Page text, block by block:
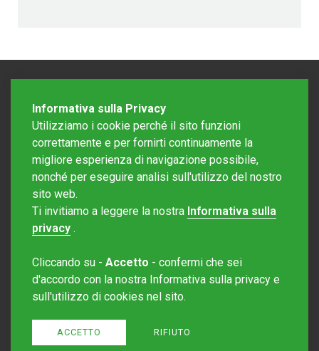
Editore Rotostampa SA
Sito creato daRedesign
Informativa sulla Privacy
Utilizziamo i cookie perché il sito funzioni
correttamente e per fornirti continuamente la
migliore esperienza di navigazione possibile,
nonché per eseguire analisi sull'utilizzo del nostro
sito web.
Ti invitiamo a leggere la nostra Informativa sulla
privacy .
Cliccando su - Accetto - confermi che sei
d'accordo con la nostra Informativa sulla privacy e
sull'utilizzo di cookies nel sito.
ACCETTO RIFIUTO